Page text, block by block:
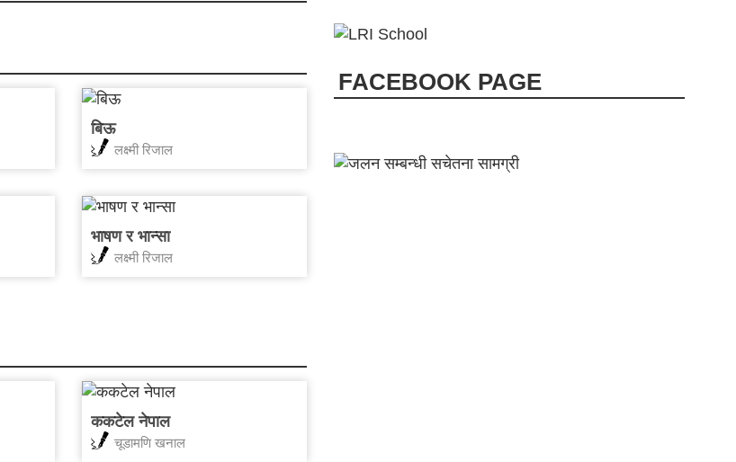
बिऊ
लक्ष्मी रिजाल
भाषण र भान्सा
लक्ष्मी रिजाल
ककटेल नेपाल
चूडामणि खनाल
FACEBOOK PAGE